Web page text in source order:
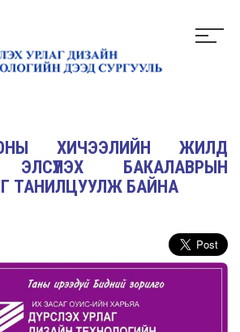
ОНЫ ХИЧЭЭЛИЙН ЖИЛД
БАКАЛАВРЫН
ТАНИЛЦУУЛЖ БАЙНА